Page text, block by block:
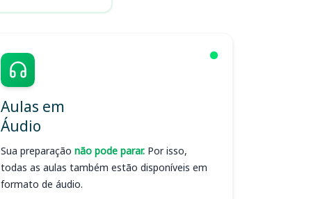
Aulas em
Áudio
Sua preparação não pode parar. Por isso,
todas as aulas também estão disponíveis em
formato de áudio.